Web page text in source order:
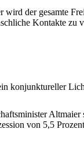
wird der gesamte
Kontakte zu
konjunktureller
von 5,5